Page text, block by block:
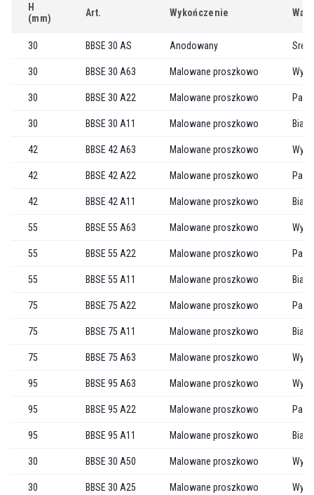
H
(mm)
Art. Wykończenie
30 BBSE 30 AS Anodowany
30 BBSE 30 A63 Malowane proszkowo
30 BBSE 30 A22 Malowane proszkowo
30 BBSE 30 A11 Malowane proszkowo Biały
42 BBSE 42 A63 Malowane proszkowo
42 BBSE 42 A22 Malowane proszkowo
42 BBSE 42 A11 Malowane proszkowo Biały
55 BBSE 55 A63 Malowane proszkowo
55 BBSE 55 A22 Malowane proszkowo
55 BBSE 55 A11 Malowane proszkowo Biały
75 BBSE 75 A22 Malowane proszkowo
75 BBSE 75 A11 Malowane proszkowo Biały
75 BBSE 75 A63 Malowane proszkowo
95 BBSE 95 A63 Malowane proszkowo
95 BBSE 95 A22 Malowane proszkowo
95 BBSE 95 A11 Malowane proszkowo Biały
30 BBSE 30 A50 Malowane proszkowo
30 BBSE 30 A25 Malowane proszkowo